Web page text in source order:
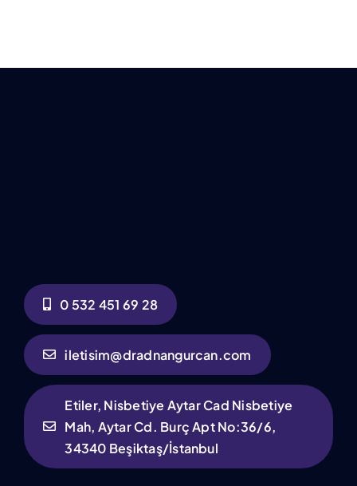
0 532 451 69 28
iletisim@dradnangurcan.com
Etiler, Nisbetiye Aytar Cad Nisbetiye
Mah, Aytar Cd. Burç Apt No:36/6,
34340 Beşiktaş/İstanbul